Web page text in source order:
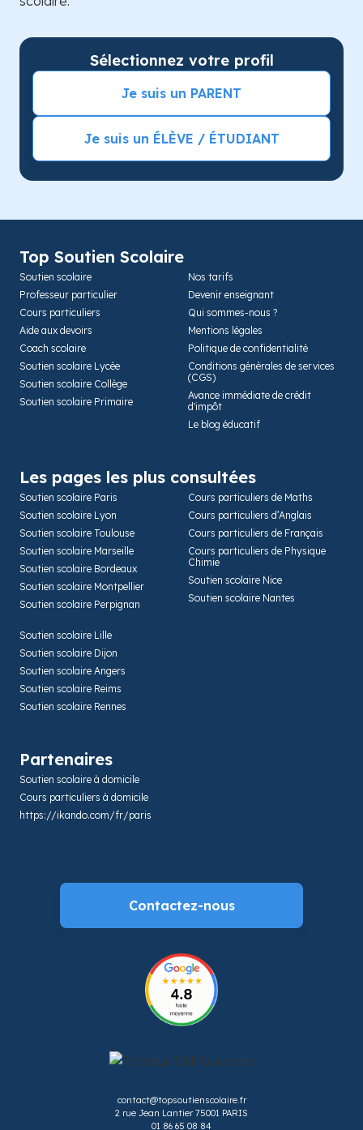
Sélectionnez votre profil
Je suis un PARENT
Je suis un ÉLÈVE / ÉTUDIANT
Top Soutien Scolaire
Soutien scolaire
Professeur particulier
Cours particuliers
Aide aux devoirs
Coach scolaire
Soutien scolaire Lycée
Soutien scolaire Collège
Soutien scolaire Primaire
Nos tarifs
Devenir enseignant
Qui sommes-nous ?
Mentions légales
Politique de confidentialité
Conditions générales de services
(CGS)
Avance immédiate de crédit
d'impôt
Le blog éducatif
Les pages les plus consultées
Soutien scolaire Paris
Soutien scolaire Lyon
Soutien scolaire Toulouse
Soutien scolaire Marseille
Soutien scolaire Bordeaux
Soutien scolaire Montpellier
Soutien scolaire Perpignan
Cours particuliers de Maths
Cours particuliers d’Anglais
Cours particuliers de Français
Cours particuliers de Physique
Chimie
Soutien scolaire Nice
Soutien scolaire Nantes
Soutien scolaire Lille
Soutien scolaire Dijon
Soutien scolaire Angers
Soutien scolaire Reims
Soutien scolaire Rennes
Partenaires
Soutien scolaire à domicile
Cours particuliers à domicile
https://ikando.com/fr/paris
contact@topsoutienscolaire.fr
2 rue Jean Lantier 75001 PARIS
01 86 65 08 84
Contactez-nous